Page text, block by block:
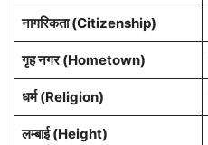
नागरिकता(Citizenship)
गृह नगर(Hometown)
धर्म (Religion)
लम्बाई (Height)